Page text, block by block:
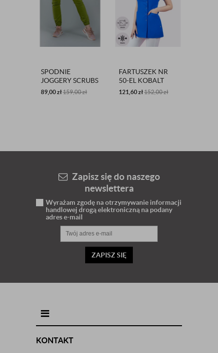
SPODNIE
JOGGERY SCRUBS
101 ZIELONE
89,00zł159,00zł
FARTUSZEK NR
50-EL KOBALT
SKAZA
121,60zł152,00zł
Zapisz się do naszego
newslettera
Wyrażam zgodę na otrzymywanie informacji
handlowej drogą elektroniczną na podany
adres e-mail
ZAPISZ SIĘ
KONTAKT